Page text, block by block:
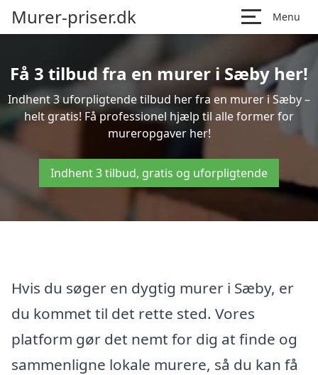
Murer-priser.dk Menu
Få 3 tilbud fra en murer i Sæby her!
Indhent 3 uforpligtende tilbud her fra en murer i Sæby –
helt gratis! Få professionel hjælp til alle former for
mureropgaver her!
Indhent 3 tilbud, gratis og uforpligtende
Hvis du søger en dygtig murer i Sæby, er
du kommet til det rette sted. Vores
platform gør det nemt for dig at finde og
sammenligne lokale murere, så du kan få